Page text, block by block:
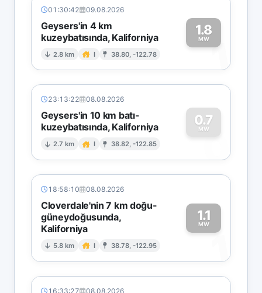
01:30:42 09.08.2026
Geysers'in 4 km
kuzeybatısında, Kaliforniya
2.8 km I 38.80, -122.78
1.8
MW1
23:13:22 08.08.2026
Geysers'in 10 km batı-
kuzeybatısında, Kaliforniya
2.7 km I 38.82, -122.85
0.7
MW
0
18:58:10 08.08.2026
Cloverdale'nin 7 km doğu-
güneydoğusunda,
Kaliforniya
5.8 km I 38.78, -122.95
1.1
MW
1
16:33:27 08.08.2026